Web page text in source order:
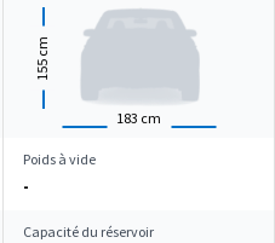
183 cm
155
cm
Poids à vide
-
Capacité du réservoir